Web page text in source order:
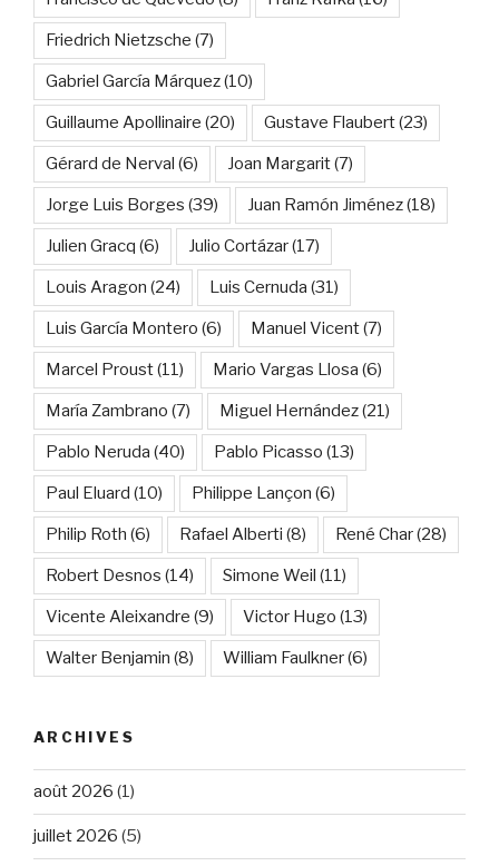
Friedrich Nietzsche (7)
Gabriel García Márquez(10)
Guillaume Apollinaire (20) Gustave Flaubert(23)
Gérard de Nerval (6) Joan Margarit(7)
Jorge Luis Borges (39) Juan Ramón Jiménez(18)
Julien Gracq (6) Julio Cortázar(17)
Louis Aragon (24) Luis Cernuda (31)
Luis García Montero (6) Manuel Vicent(7)
Marcel Proust(11) Mario Vargas Llosa (6)
María Zambrano (7) Miguel Hernández(21)
Pablo Neruda (40) Pablo Picasso (13)
Paul Eluard (10) Philippe Lançon (6)
Philip Roth (6) Rafael Alberti (8) René Char(28)
Robert Desnos (14) Simone Weil (11)
Vicente Aleixandre (9) Victor Hugo (13)
Walter Benjamin (8) William Faulkner(6)
ARCHIVES
août 2026 (1)
juillet 2026 (5)